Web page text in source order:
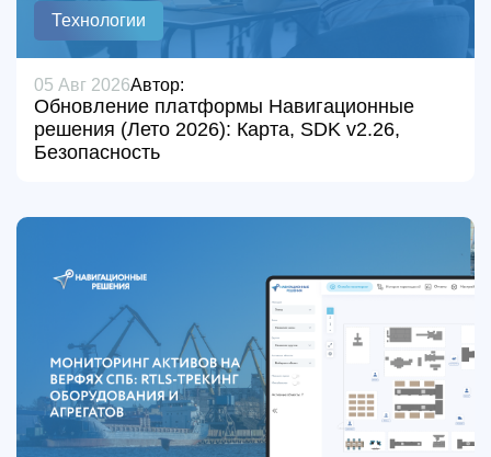
Технологии
05 Авг 2026Автор:
Обновление платформы Навигационные
решения (Лето 2026): Карта, SDK v2.26,
Безопасность